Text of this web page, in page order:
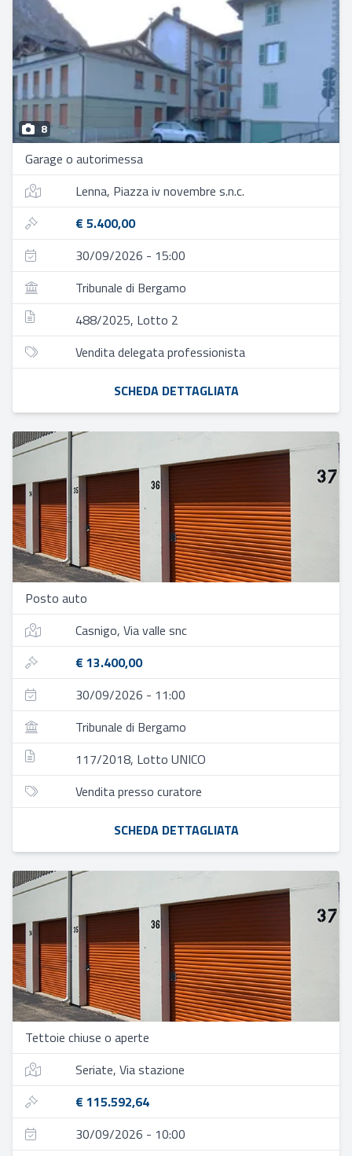
8
Garage o autorimessa
Lenna, Piazza iv novembre s.n.c.
€ 5.400,00
30/09/2026 - 15:00
Tribunale di Bergamo
488/2025, Lotto 2
Vendita delegata professionista
SCHEDA DETTAGLIATA
Posto auto
Casnigo, Via valle snc
€ 13.400,00
30/09/2026 - 11:00
Tribunale di Bergamo
117/2018, Lotto UNICO
Vendita presso curatore
SCHEDA DETTAGLIATA
Tettoie chiuse o aperte
Seriate, Via stazione
€ 115.592,64
30/09/2026 - 10:00